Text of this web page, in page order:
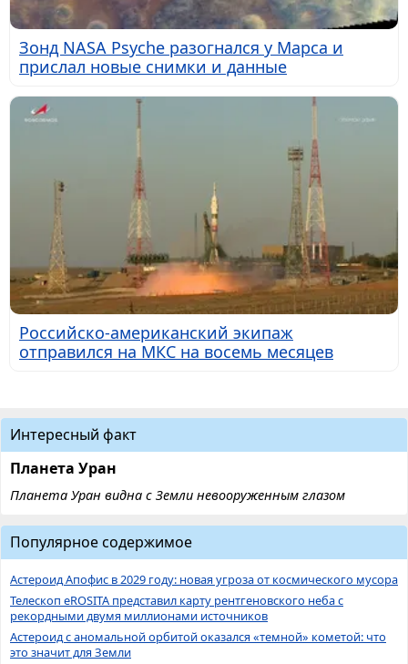
Зонд NASA Psyche разогнался у Марса и
прислал новые снимки и данные
Российско-американский экипаж
отправился на МКС на восемь месяцев
Интересный факт
Планета Уран
Планета Уран видна с Земли невооруженным глазом
Популярное содержимое
Астероид Апофис в 2029 году: новая угроза от космического мусора
Телескоп eROSITA представил карту рентгеновского неба с
рекордными двумя миллионами источников
Астероид с аномальной орбитой оказался «темной» кометой: что
это значит для Земли